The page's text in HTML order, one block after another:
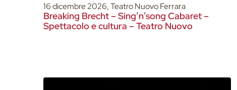
16 dicembre 2026, Teatro Nuovo Ferrara
Breaking Brecht – Sing’n’song Cabaret –
Spettacolo e cultura – Teatro Nuovo